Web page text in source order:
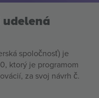
spoločnosť) je
ktorý je programom
za svoj návrh č.